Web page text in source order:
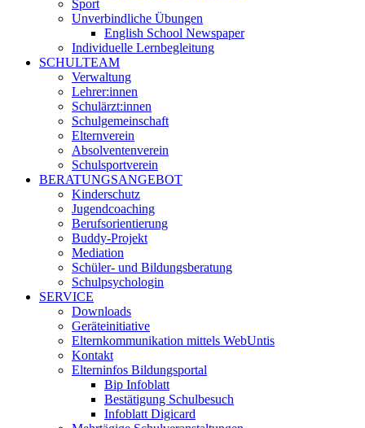
Sport
Unverbindliche Übungen
English School Newspaper
Individuelle Lernbegleitung
SCHULTEAM
Verwaltung
Lehrer:innen
Schulärzt:innen
Schulgemeinschaft
Elternverein
Absolventenverein
Schulsportverein
BERATUNGSANGEBOT
Kinderschutz
Jugendcoaching
Berufsorientierung
Buddy-Projekt
Mediation
Schüler- und Bildungsberatung
Schulpsychologin
SERVICE
Downloads
Geräteinitiative
Elternkommunikation mittels WebUntis
Kontakt
Elterninfos Bildungsportal
Bip Infoblatt
Bestätigung Schulbesuch
Infoblatt Digicard